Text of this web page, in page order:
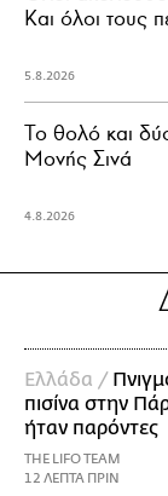
Και όλοι τους
5.8.2026
Το θολό και
Μονής Σινά
4.8.2026
Ελλάδα /
πισίνα στην
ήταν παρόντες
THE LIFO TEAM
12 ΛΕΠΤΑ ΠΡΙΝ